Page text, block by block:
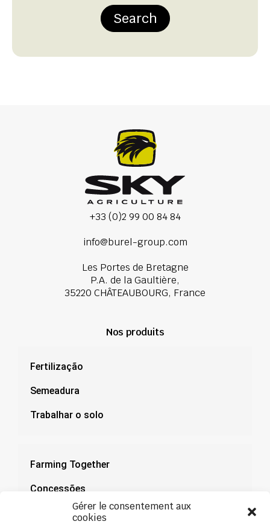
Gérer le consentement aux
cookies
Search
+33 (0)2 99 00 84 84
info@burel-group.com
Les Portes de Bretagne
P.A. de la Gaultière,
35220 CHÂTEAUBOURG, France
Nos produits
Fertilização
Semeadura
Trabalhar o solo
Farming Together
Concessões
Documentação